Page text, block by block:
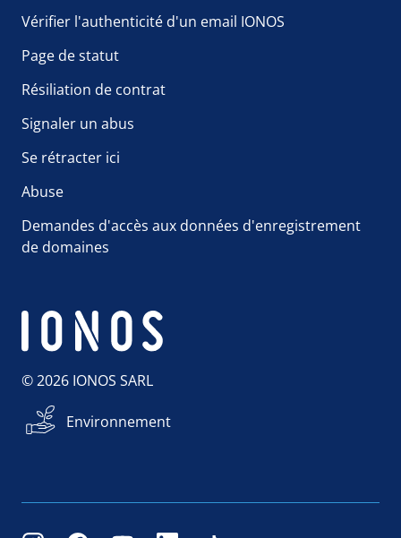
Vérifier l'authenticité d'un email IONOS
Page de statut
Résiliation de contrat
Signaler un abus
Se rétracter ici
Abuse
Demandes d'accès aux données d'enregistrement
de domaines
© 2026 IONOS SARL
Environnement